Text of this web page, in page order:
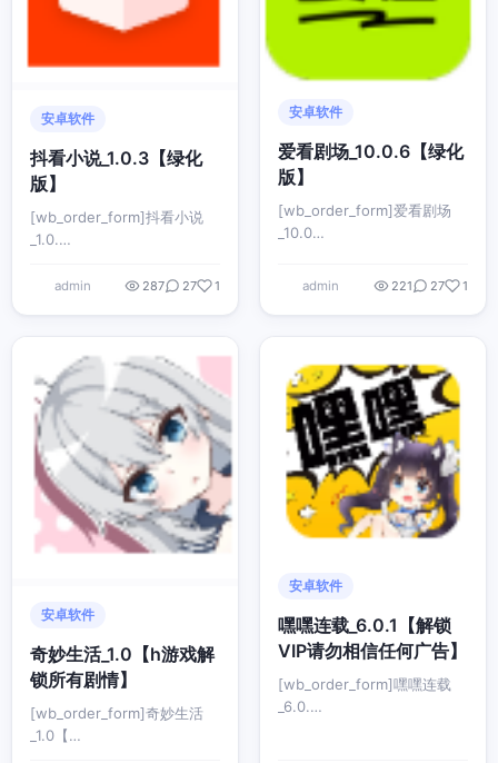
安卓软件
抖看小说_1.0.3【绿化
版】
[wb_order_form]抖看小说
_1.0.…
admin 287 27 1
安卓软件
爱看剧场_10.0.6【绿化
版】
[wb_order_form]爱看剧场
_10.0…
admin 221 27 1
安卓软件
奇妙生活_1.0【h游戏解
锁所有剧情】
[wb_order_form]奇妙生活
_1.0【…
安卓软件
嘿嘿连载_6.0.1【解锁
VIP请勿相信任何广告】
[wb_order_form]嘿嘿连载
_6.0.…